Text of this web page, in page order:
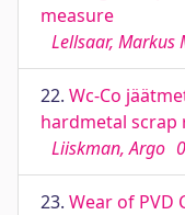
measure
Lellsaar, Markus
22. Wc-Co
hardmetal scrap
Liiskman, Argo
23. Wear of PVD